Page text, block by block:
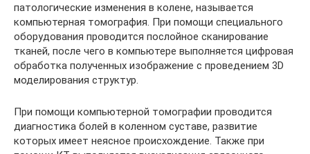
патологические изменения в колене, называется
компьютерная томография. При помощи специального
оборудования проводится послойное сканирование
тканей, после чего в компьютере выполняется цифровая
обработка полученных изображение с проведением 3D
моделирования структур.
При помощи компьютерной томографии проводится
диагностика болей в коленном суставе, развитие
которых имеет неясное происхождение. Также при